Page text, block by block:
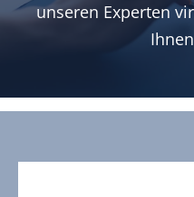
unseren Experten